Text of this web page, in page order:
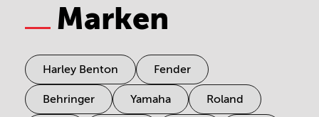
Marken
Harley Benton Fender
Behringer Yamaha Roland